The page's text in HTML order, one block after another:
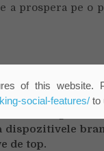
a prospera pe o
dispozitivele
de top.
of this website.
social-features/to